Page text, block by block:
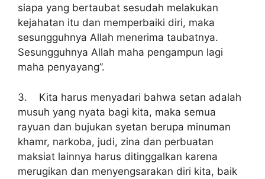
siapa yang bertaubat sesudah melakukan
kejahatan itu dan memperbaiki diri, maka
sesungguhnya Allah menerima taubatnya.
Sesungguhnya Allah maha pengampun lagi
maha penyayang”.
3. Kita harus menyadari bahwa setan adalah
musuh yang nyata bagi kita, maka semua
rayuan dan bujukan syetan berupa minuman
khamr, narkoba, judi, zina dan perbuatan
maksiat lainnya harus ditinggalkan karena
merugikan dan menyengsarakan diri kita, baik